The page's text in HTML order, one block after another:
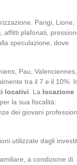
Parigi, Lione,
affitti plafonati,
speculazione, dove
Pau, Valenciennes,
tra il 7 e il 10%.
locativi . La locazione
per la sua fiscalità:
dei giovani
utilizzate dagli
a condizione di